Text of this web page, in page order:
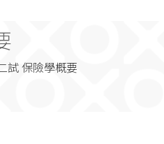
試 保險學概要